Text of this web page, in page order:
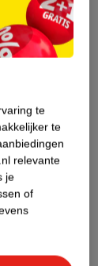
te
te
relevante
je
of